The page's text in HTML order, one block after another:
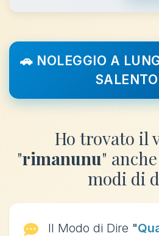
🚗 NOLEGGIO A
SALENTO
Ho trovato il
"rimanunu"
modi di
Il Modo di Dire "